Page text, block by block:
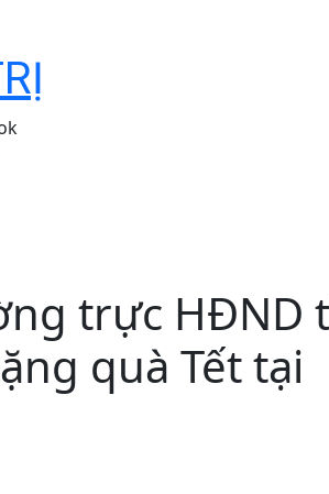
trực HĐND
quà Tết tại